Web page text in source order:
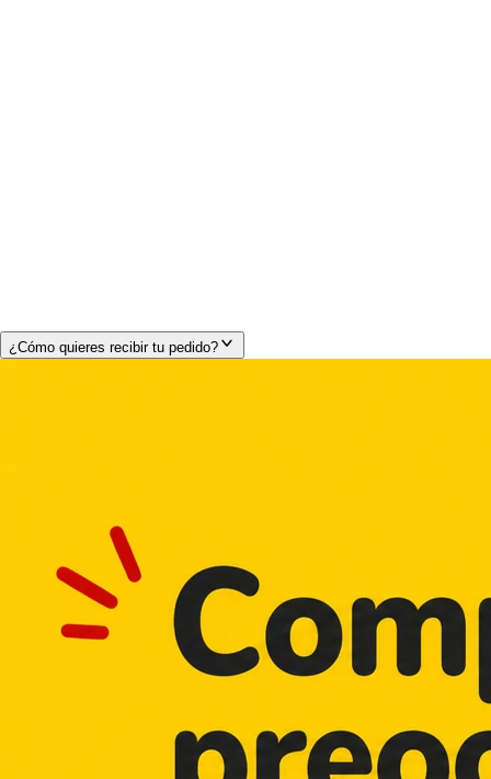
¿Cómo quieres recibir tu pedido?